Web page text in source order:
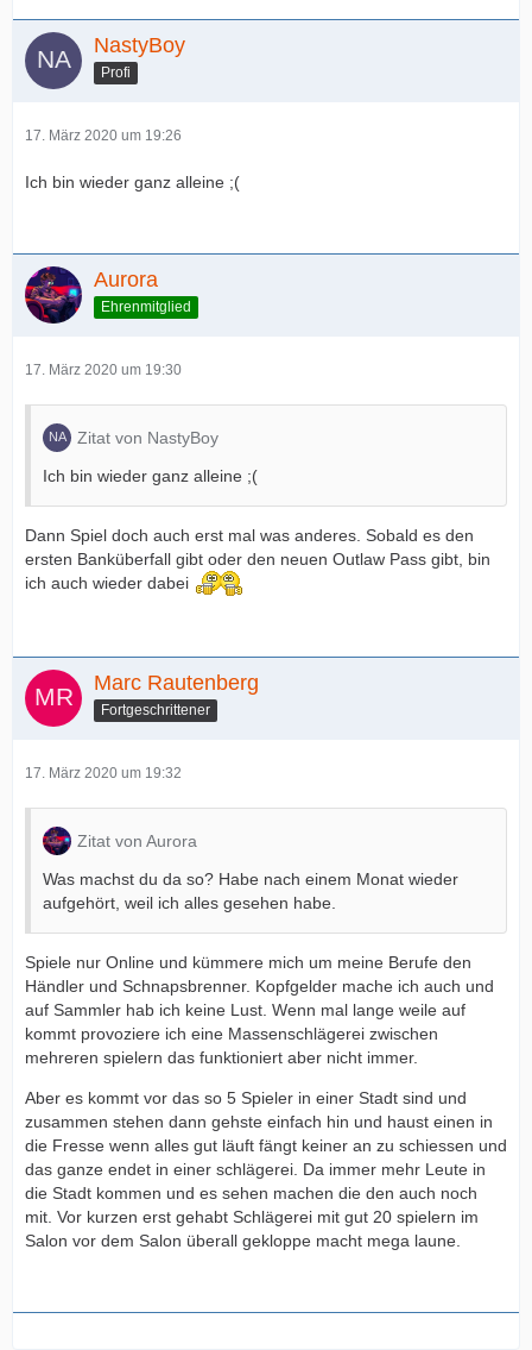
NastyBoy
Profi
17. März 2020 um 19:26
Ich bin wieder ganz alleine ;(
Aurora
Ehrenmitglied
17. März 2020 um 19:30
Zitat von NastyBoy
Ich bin wieder ganz alleine ;(
Dann Spiel doch auch erst mal was anderes. Sobald es den
ersten Banküberfall gibt oder den neuen Outlaw Pass gibt, bin
ich auch wieder dabei
Marc Rautenberg
Fortgeschrittener
17. März 2020 um 19:32
Zitat von Aurora
Was machst du da so? Habe nach einem Monat wieder
aufgehört, weil ich alles gesehen habe.
Spiele nur Online und kümmere mich um meine Berufe den
Händler und Schnapsbrenner. Kopfgelder mache ich auch und
auf Sammler hab ich keine Lust. Wenn mal lange weile auf
kommt provoziere ich eine Massenschlägerei zwischen
mehreren spielern das funktioniert aber nicht immer.
Aber es kommt vor das so 5 Spieler in einer Stadt sind und
zusammen stehen dann gehste einfach hin und haust einen in
die Fresse wenn alles gut läuft fängt keiner an zu schiessen und
das ganze endet in einer schlägerei. Da immer mehr Leute in
die Stadt kommen und es sehen machen die den auch noch
mit. Vor kurzen erst gehabt Schlägerei mit gut 20 spielern im
Salon vor dem Salon überall gekloppe macht mega laune.